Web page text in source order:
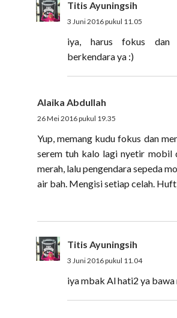
Titis Ayuningsih
3 Juni 2016 pukul 11.05
iya, harus fokus dan
berkendara ya :)
Alaika Abdullah
26 Mei 2016 pukul 19.35
Yup, memang kudu fokus dan
serem tuh kalo lagi nyetir mobil
merah, lalu pengendara sepeda
air bah. Mengisi setiap celah.
Titis Ayuningsih
3 Juni 2016 pukul 11.04
iya mbak Al hati2 ya